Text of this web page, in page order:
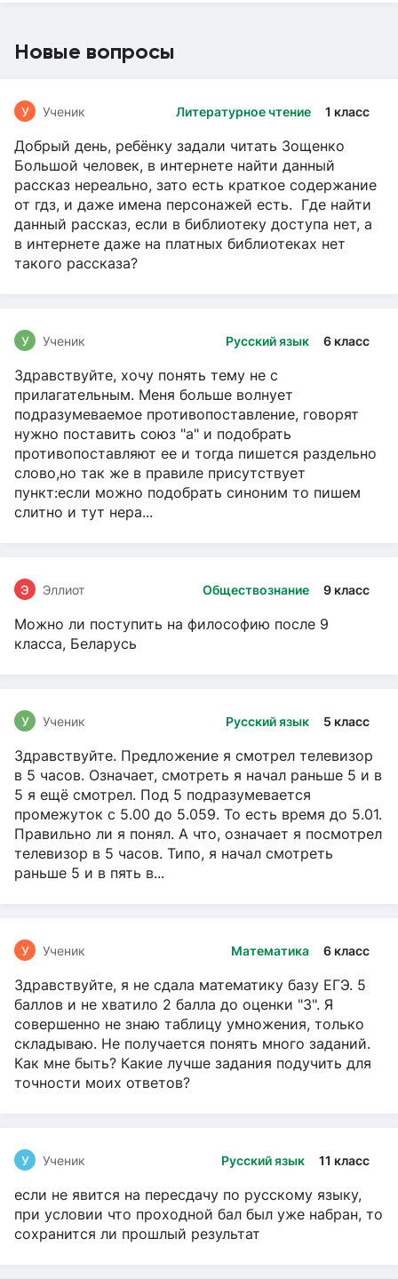
Новые вопросы
Литературное чтение 1 класс
У Ученик
Добрый день, ребёнку задали читать Зощенко
Большой человек, в интернете найти данный
рассказ нереально, зато есть краткое содержание
от гдз, и даже имена персонажей есть. Где найти
данный рассказ, если в библиотеку доступа нет, а
в интернете даже на платных библиотеках нет
такого рассказа?
Русский язык 6 класс
У Ученик
Здравствуйте, хочу понять тему не с
прилагательным. Меня больше волнует
подразумеваемое противопоставление, говорят
нужно поставить союз "а" и подобрать
противопоставляют ее и тогда пишется раздельно
слово,но так же в правиле присутствует
пункт:если можно подобрать синоним то пишем
слитно и тут нера...
Обществознание 9 класс
Э Эллиот
Можно ли поступить на философию после 9
класса, Беларусь
Русский язык 5 класс
У Ученик
Здравствуйте. Предложение я смотрел телевизор
в 5 часов. Означает, смотреть я начал раньше 5 и в
5 я ещё смотрел. Под 5 подразумевается
промежуток с 5.00 до 5.059. То есть время до 5.01.
Правильно ли я понял. А что, означает я посмотрел
телевизор в 5 часов. Типо, я начал смотреть
раньше 5 и в пять в...
Математика 6 класс
У Ученик
Здравствуйте, я не сдала математику базу ЕГЭ. 5
баллов и не хватило 2 балла до оценки "3". Я
совершенно не знаю таблицу умножения, только
складываю. Не получается понять много заданий.
Как мне быть? Какие лучше задания подучить для
точности моих ответов?
Русский язык 11 класс
У Ученик
если не явится на пересдачу по русскому языку,
при условии что проходной бал был уже набран, то
сохранится ли прошлый результат